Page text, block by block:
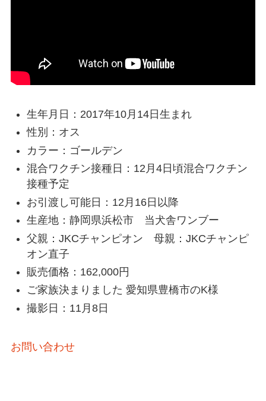
生年月日：2017年10月14日生まれ
性別：オス
カラー：ゴールデン
混合ワクチン接種日：12月4日頃混合ワクチン
接種予定
お引渡し可能日：12月16日以降
生産地：静岡県浜松市 当犬舎ワンブー
父親：JKCチャンピオン 母親：JKCチャンピ
オン直子
販売価格：162,000円
ご家族決まりました 愛知県豊橋市のK様
撮影日：11月8日
お問い合わせ